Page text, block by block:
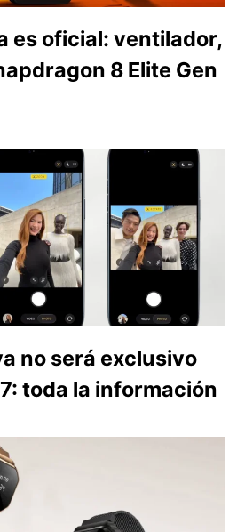
es oficial: ventilador,
8 Elite Gen
no será exclusivo
toda la información